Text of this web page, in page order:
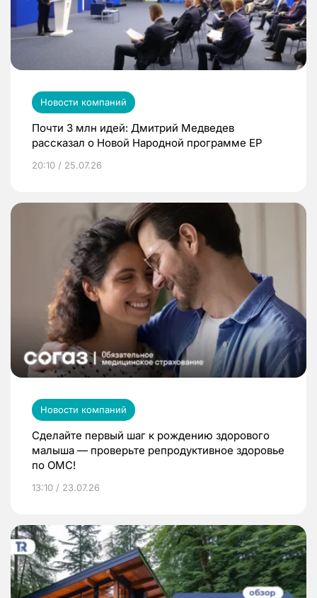
Новости компаний
Почти 3 млн идей: Дмитрий Медведев
рассказал о Новой Народной программе ЕР
20:10 / 25.07.26
Новости компаний
Сделайте первый шаг к рождению здорового
малыша — проверьте репродуктивное здоровье
по ОМС!
13:10 / 23.07.26